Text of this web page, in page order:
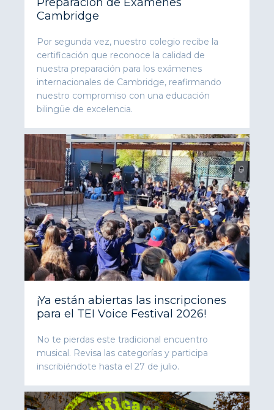
Preparación de Exámenes
Cambridge
Por segunda vez, nuestro colegio recibe la
certificación que reconoce la calidad de
nuestra preparación para los exámenes
internacionales de Cambridge, reafirmando
nuestro compromiso con una educación
bilingüe de excelencia.
¡Ya están abiertas las inscripciones
para el TEI Voice Festival 2026!
No te pierdas este tradicional encuentro
musical. Revisa las categorías y participa
inscribiéndote hasta el 27 de julio.